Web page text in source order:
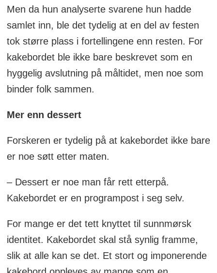
Men da hun analyserte svarene hun hadde
samlet inn, ble det tydelig at en del av festen
tok større plass i fortellingene enn resten. For
kakebordet ble ikke bare beskrevet som en
hyggelig avslutning på måltidet, men noe som
binder folk sammen.
Mer enn dessert
Forskeren er tydelig på at kakebordet ikke bare
er noe søtt etter maten.
– Dessert er noe man får rett etterpå.
Kakebordet er en programpost i seg selv.
For mange er det tett knyttet til sunnmørsk
identitet. Kakebordet skal stå synlig framme,
slik at alle kan se det. Et stort og imponerende